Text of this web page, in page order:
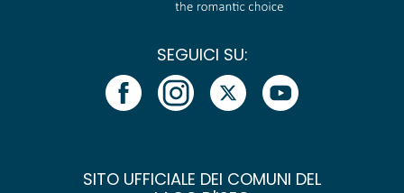
SEGUICI SU:
SITO UFFICIALE DEI COMUNI DEL